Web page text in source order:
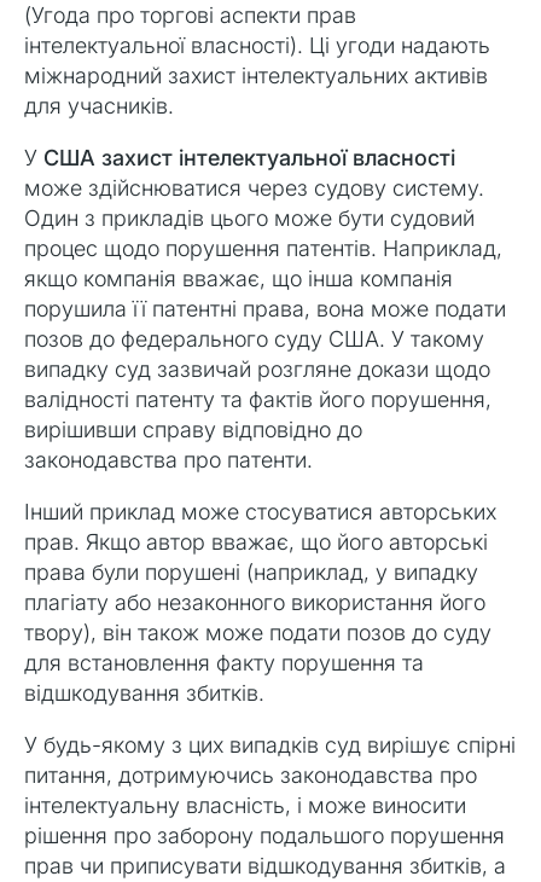
(Угода про торгові аспекти прав
інтелектуальної власності). Ці угоди надають
міжнародний захист інтелектуальних активів
для учасників.
У США захист інтелектуальної власності
може здійснюватися через судову систему.
Один з прикладів цього може бути судовий
процес щодо порушення патентів. Наприклад,
якщо компанія вважає, що інша компанія
порушила її патентні права, вона може подати
позов до федерального суду США. У такому
випадку суд зазвичай розгляне докази щодо
валідності патенту та фактів його порушення,
вирішивши справу відповідно до
законодавства про патенти.
Інший приклад може стосуватися авторських
прав. Якщо автор вважає, що його авторські
права були порушені (наприклад, у випадку
плагіату або незаконного використання його
твору), він також може подати позов до суду
для встановлення факту порушення та
відшкодування збитків.
У будь-якому з цих випадків суд вирішує спірні
питання, дотримуючись законодавства про
інтелектуальну власність, і може виносити
рішення про заборону подальшого порушення
прав чи приписувати відшкодування збитків, а